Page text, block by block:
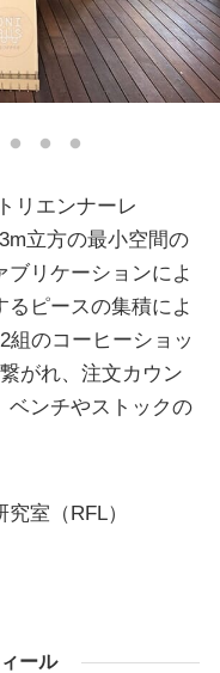
リエンナーレ
立方の最小空間の
リケーションによ
ピースの集積によ
組のコーヒーショッ
がれ、注文カウン
ベンチやストックの
室（RFL）
ール